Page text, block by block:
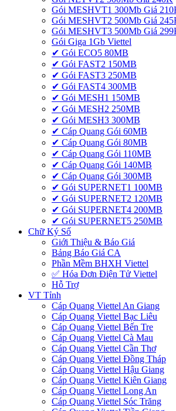
Gói MESHVT1 300Mb Giá
Gói MESHVT2 500Mb Giá
Gói MESHVT3 500Mb Giá
Gói Giga 1Gb Viettel
✔ Gói ECO5 80MB
✔ Gói FAST2 150MB
✔ Gói FAST3 250MB
✔ Gói FAST4 300MB
✔ Gói MESH1 150MB
✔ Gói MESH2 250MB
✔ Gói MESH3 300MB
✔ Cáp Quang Gói 60MB
✔ Cáp Quang Gói 80MB
✔ Cáp Quang Gói 110MB
✔ Cáp Quang Gói 140MB
✔ Cáp Quang Gói 300MB
✔ Gói SUPERNET1 100MB
✔ Gói SUPERNET2 120MB
✔ Gói SUPERNET4 200MB
✔ Gói SUPERNET5 250MB
Chữ Ký Số
Giới Thiệu & Báo Giá
Bảng Báo Giá CA
Phần Mềm BHXH Viettel
✅‎ Hóa Đơn Điện Tử Viettel
Hỗ Trợ
VT Tỉnh
Cáp Quang Viettel An Giang
Cáp Quang Viettel Bạc Liêu
Cáp Quang Viettel Bến Tre
Cáp Quang Viettel Cà Mau
Cáp Quang Viettel Cần Thơ
Cáp Quang Viettel Đồng Tháp
Cáp Quang Viettel Hậu Giang
Cáp Quang Viettel Kiên Giang
Cáp Quang Viettel Long An
Cáp Quang Viettel Sóc Trăng